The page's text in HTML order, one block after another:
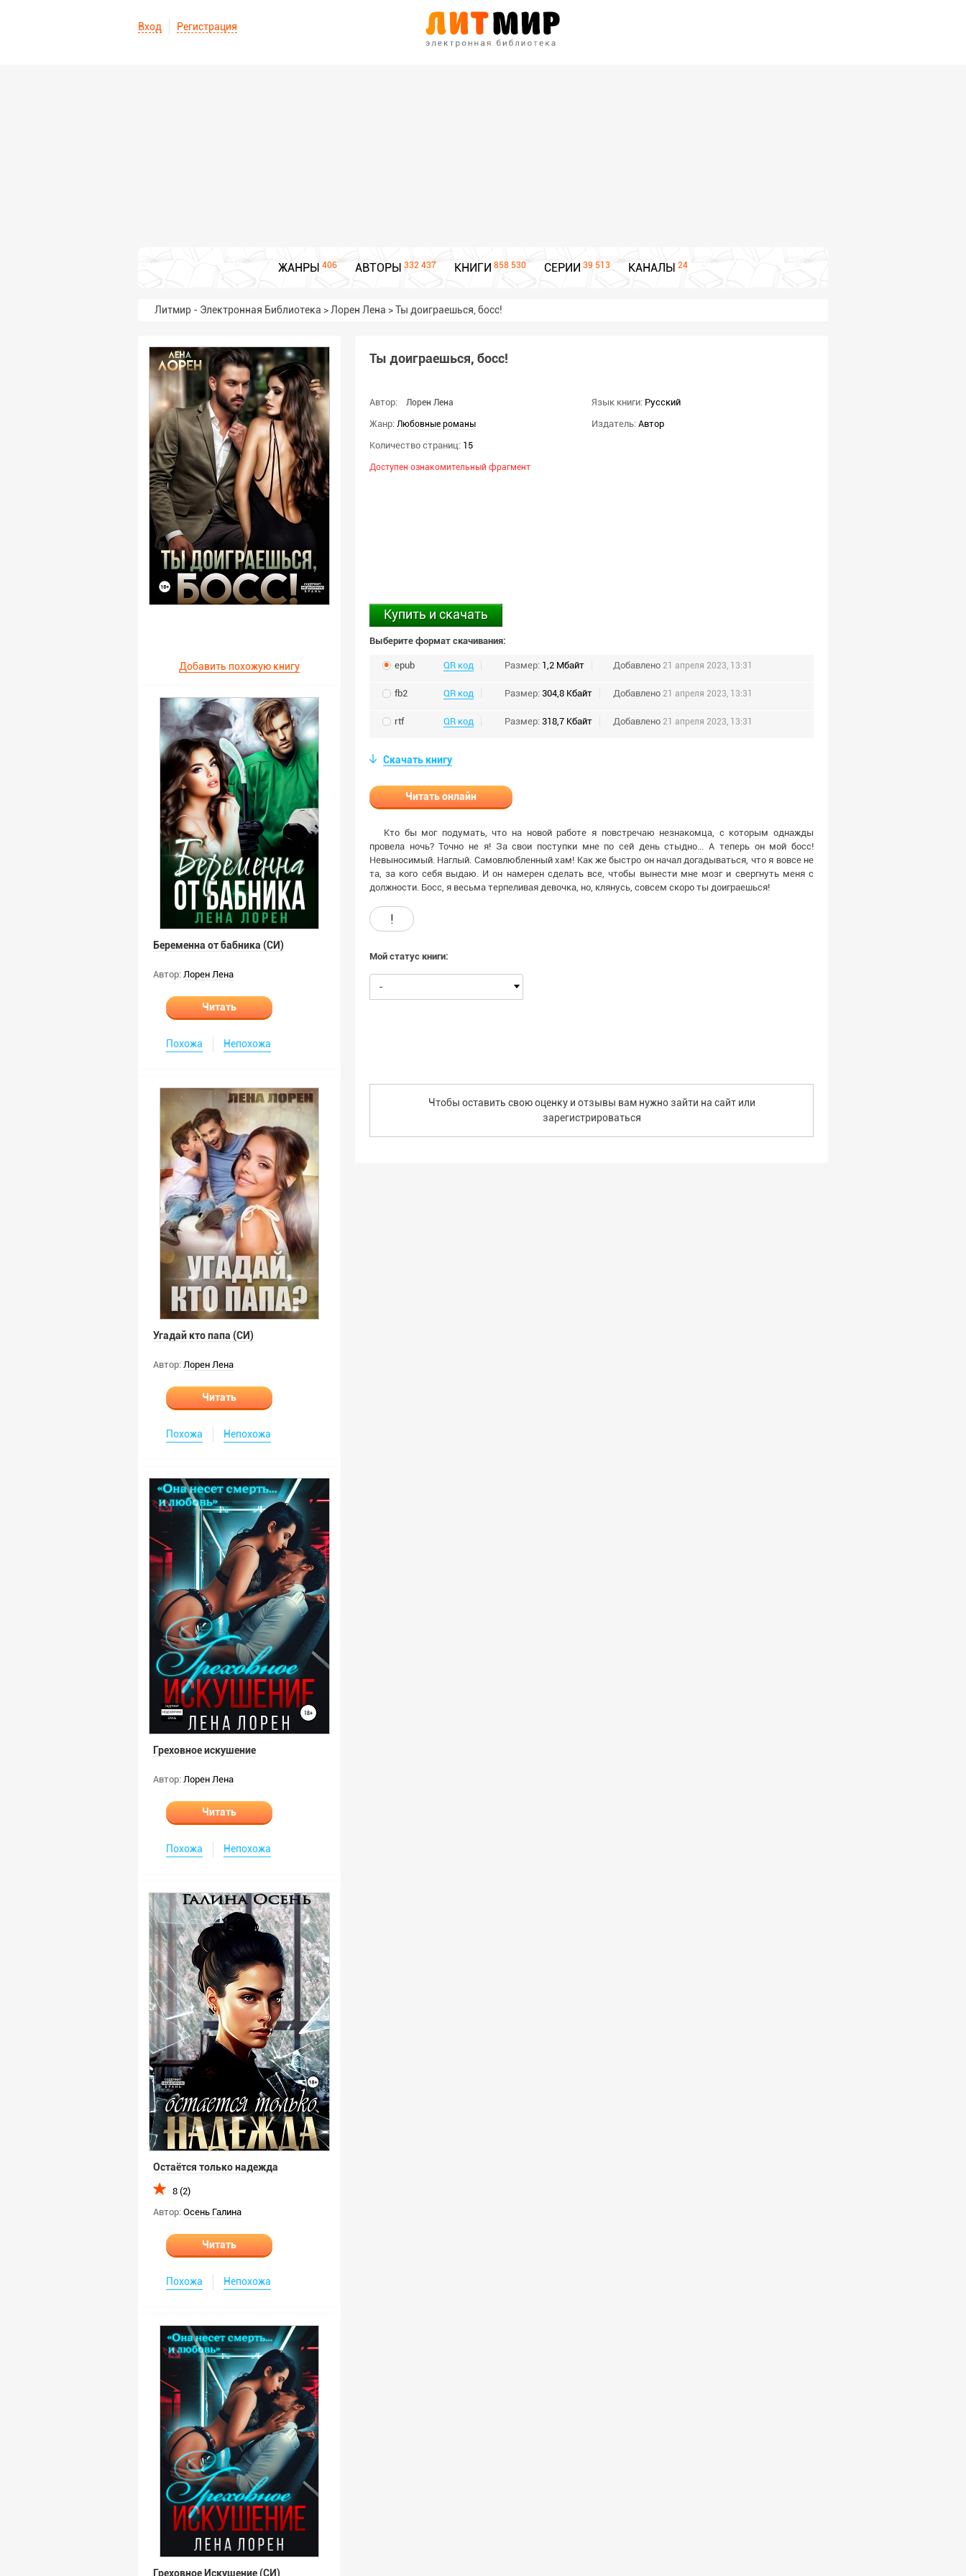
Вход Регистрация
ЖАНРЫ 406 АВТОРЫ 332 437 КНИГИ 858 530 СЕРИИ 39 513 КАНАЛЫ 24
Литмир - Электронная Библиотека > Лорен Лена >Ты доиграешься, босс!
Добавить похожую книгу
Беременна от бабника (СИ)
Автор: Лорен Лена
Читать
Похожа Непохожа
Угадай кто папа (СИ)
Автор: Лорен Лена
Читать
Похожа Непохожа
Греховное искушение
Автор: Лорен Лена
Читать
Похожа Непохожа
Остаётся только надежда
8 (2)
Автор: Осень Галина
Читать
Похожа Непохожа
Греховное Искушение (СИ)
Ты доиграешься, босс!
Автор: Лорен Лена
Жанр: Любовные романы
Количество страниц: 15
Доступен ознакомительный фрагмент
Язык книги: Русский
Издатель: Автор
Купить и скачать
Выберите формат скачивания:
epub QR код Размер: 1,2 Мбайт Добавлено 21 апреля 2023, 13:31
fb2 QR код Размер: 304,8 Кбайт Добавлено 21 апреля 2023, 13:31
rtf QR код Размер: 318,7 Кбайт Добавлено 21 апреля 2023, 13:31
Скачать книгу
Читать онлайн
Кто бы мог подумать, что на новой работе я повстречаю незнакомца, с которым однажды
провела ночь? Точно не я! За свои поступки мне по сей день стыдно... А теперь он мой босс!
Невыносимый. Наглый. Самовлюбленный хам! Как же быстро он начал догадываться, что я вовсе не
та, за кого себя выдаю. И он намерен сделать все, чтобы вынести мне мозг и свергнуть меня с
должности. Босс, я весьма терпеливая девочка, но, клянусь, совсем скоро ты доиграешься!
!
Мой статус книги:
-
Чтобы оставить свою оценку и отзывы вам нужно зайти на сайт или
зарегистрироваться